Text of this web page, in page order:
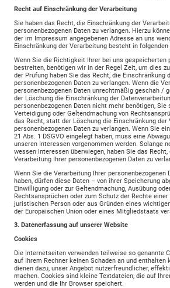
Recht auf Einschränkung der Verarbeitung
Sie haben das Recht, die Einschränkung der
personenbezogenen Daten zu verlangen. Hierzu
der im Impressum angegebenen Adresse an uns
Einschränkung der Verarbeitung besteht in folgenden
Wenn Sie die Richtigkeit Ihrer bei uns gespeicherten
bestreiten, benötigen wir in der Regel Zeit, um dies
der Prüfung haben Sie das Recht, die Einschränkung
personenbezogenen Daten zu verlangen. Wenn die
personenbezogenen Daten unrechtmäßig geschah /
der Löschung die Einschränkung der
personenbezogenen Daten nicht mehr benötigen, Sie
Verteidigung oder Geltendmachung von
das Recht, statt der Löschung die Einschränkung der
personenbezogenen Daten zu verlangen. Wenn Sie
21 Abs. 1 DSGVO eingelegt haben, muss eine
unseren Interessen vorgenommen werden. Solange
wessen Interessen überwiegen, haben Sie das
Verarbeitung Ihrer personenbezogenen Daten zu
Wenn Sie die Verarbeitung Ihrer personenbezogenen
haben, dürfen diese Daten – von ihrer Speicherung
Einwilligung oder zur Geltendmachung, Ausübung
Rechtsansprüchen oder zum Schutz der Rechte
juristischen Person oder aus Gründen eines
der Europäischen Union oder eines Mitgliedstaats
3. Datenerfassung auf unserer Website
Cookies
Die Internetseiten verwenden teilweise so genannte
auf Ihrem Rechner keinen Schaden an und enthalten
dienen dazu, unser Angebot nutzerfreundlicher,
machen. Cookies sind kleine Textdateien, die auf
werden und die Ihr Browser speichert.